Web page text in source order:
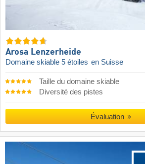
Arosa Lenzerheide
Domaine skiable 5 étoiles en Suisse
Taille du domaine skiable
Diversité des pistes
Évaluation